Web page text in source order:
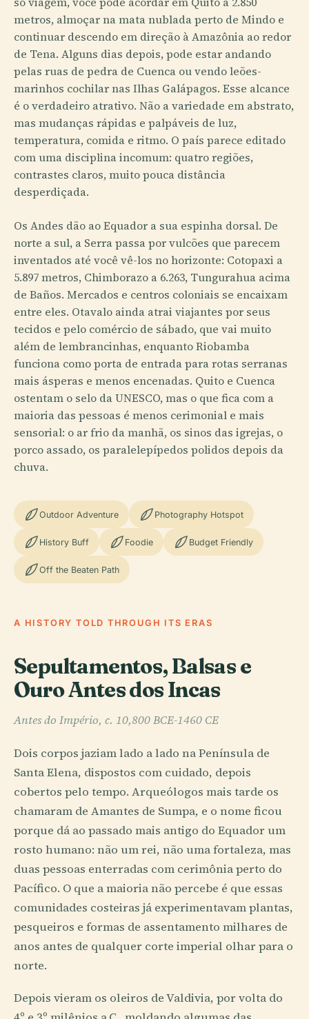
metros, almoçar na mata nublada perto de Mindo e
continuar descendo em direção à Amazônia ao redor
de Tena. Alguns dias depois, pode estar andando
pelas ruas de pedra de Cuenca ou vendo leões-
marinhos cochilar nas Ilhas Galápagos. Esse alcance
é o verdadeiro atrativo. Não a variedade em abstrato,
mas mudanças rápidas e palpáveis de luz,
temperatura, comida e ritmo. O país parece editado
com uma disciplina incomum: quatro regiões,
contrastes claros, muito pouca distância
desperdiçada.
Os Andes dão ao Equador a sua espinha dorsal. De
norte a sul, a Serra passa por vulcões que parecem
inventados até você vê-los no horizonte: Cotopaxi a
5.897 metros, Chimborazo a 6.263, Tungurahua acima
de Baños. Mercados e centros coloniais se encaixam
entre eles. Otavalo ainda atrai viajantes por seus
tecidos e pelo comércio de sábado, que vai muito
além de lembrancinhas, enquanto Riobamba
funciona como porta de entrada para rotas serranas
mais ásperas e menos encenadas. Quito e Cuenca
ostentam o selo da UNESCO, mas o que fica com a
maioria das pessoas é menos cerimonial e mais
sensorial: o ar frio da manhã, os sinos das igrejas, o
porco assado, os paralelepípedos polidos depois da
chuva.
Outdoor Adventure Photography Hotspot
History Buff Foodie Budget Friendly
Off the Beaten Path
A HISTORY TOLD THROUGH ITS ERAS
Sepultamentos, Balsas e
Ouro Antes dos Incas
Antes do Império, c. 10,800 BCE-1460 CE
Dois corpos jaziam lado a lado na Península de
Santa Elena, dispostos com cuidado, depois
cobertos pelo tempo. Arqueólogos mais tarde os
chamaram de Amantes de Sumpa, e o nome ficou
porque dá ao passado mais antigo do Equador um
rosto humano: não um rei, não uma fortaleza, mas
duas pessoas enterradas com cerimônia perto do
Pacífico. O que a maioria não percebe é que essas
comunidades costeiras já experimentavam plantas,
pesqueiros e formas de assentamento milhares de
anos antes de qualquer corte imperial olhar para o
norte.
Depois vieram os oleiros de Valdivia, por volta do